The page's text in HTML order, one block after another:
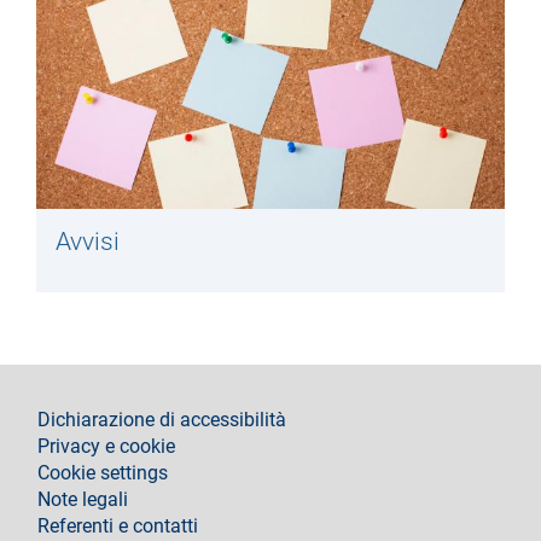
Avvisi
footer
Dichiarazione di accessibilità
Privacy e cookie
Cookie settings
Note legali
Referenti e contatti